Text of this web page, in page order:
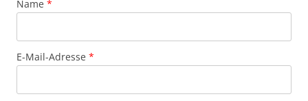
Name *
E-Mail-Adresse *